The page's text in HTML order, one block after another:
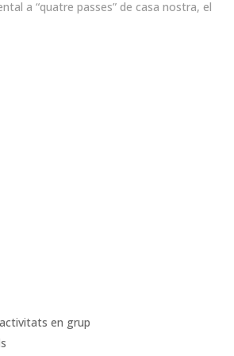
a “quatre passes” de casa nostra, el
en grup